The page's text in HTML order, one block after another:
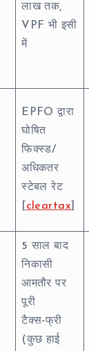
लाख तक,
VPF भी इसी
में
EPFO द्वारा
घोषित
फिक्स्ड/
अधिकतर
स्टेबल रेट
cleartax
5 साल बाद
निकासी
आमतौर पर
पूरी
टैक्स‑फ्री
(कुछ हाई